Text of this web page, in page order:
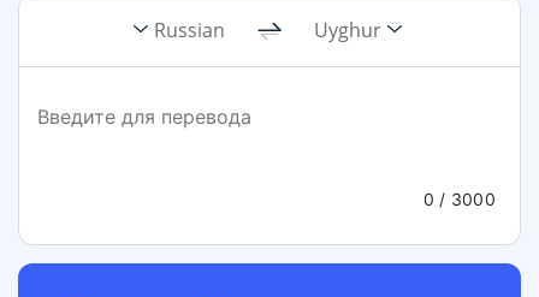
Russian Uyghur
0 / 3000